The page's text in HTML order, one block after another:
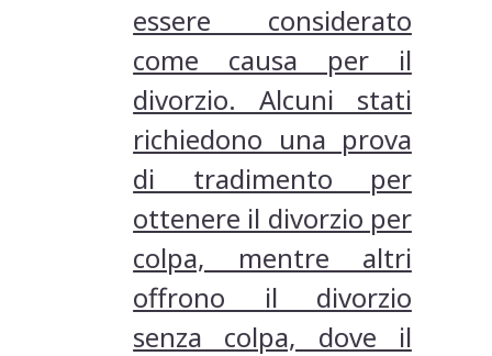
essere considerato
come causa per il
divorzio. Alcuni stati
richiedono una prova
di tradimento per
ottenere il divorzio per
colpa, mentre altri
offrono il divorzio
senza colpa, dove il